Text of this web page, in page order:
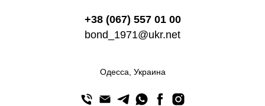
+38 (067) 557 01 00
bond_1971@ukr.net
Одесса, Украина